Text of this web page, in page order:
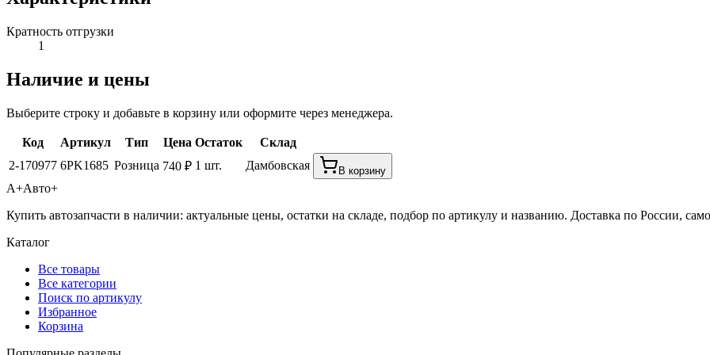
Кратность отгрузки
1
Наличие и цены
Выберите строку и добавьте в корзину или оформите через менеджера.
Код Артикул Тип Цена Остаток
Склад
2-170977 6PK1685 Розница 740 ₽ 1 шт. Дамбовская В корзину
А+Авто+
Купить автозапчасти в наличии: актуальные цены, остатки на складе, подбор по артикулу и названию. Доставка по России,
Каталог
Все товары
Все категории
Поиск по артикулу
Избранное
Корзина